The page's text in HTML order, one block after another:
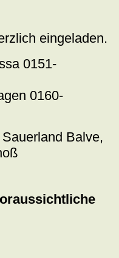
eingeladen.
0151-
0160-
Balve,